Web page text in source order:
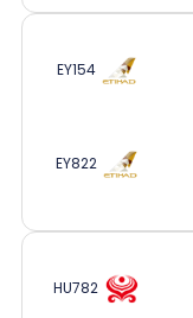
EY154
EY822
HU782